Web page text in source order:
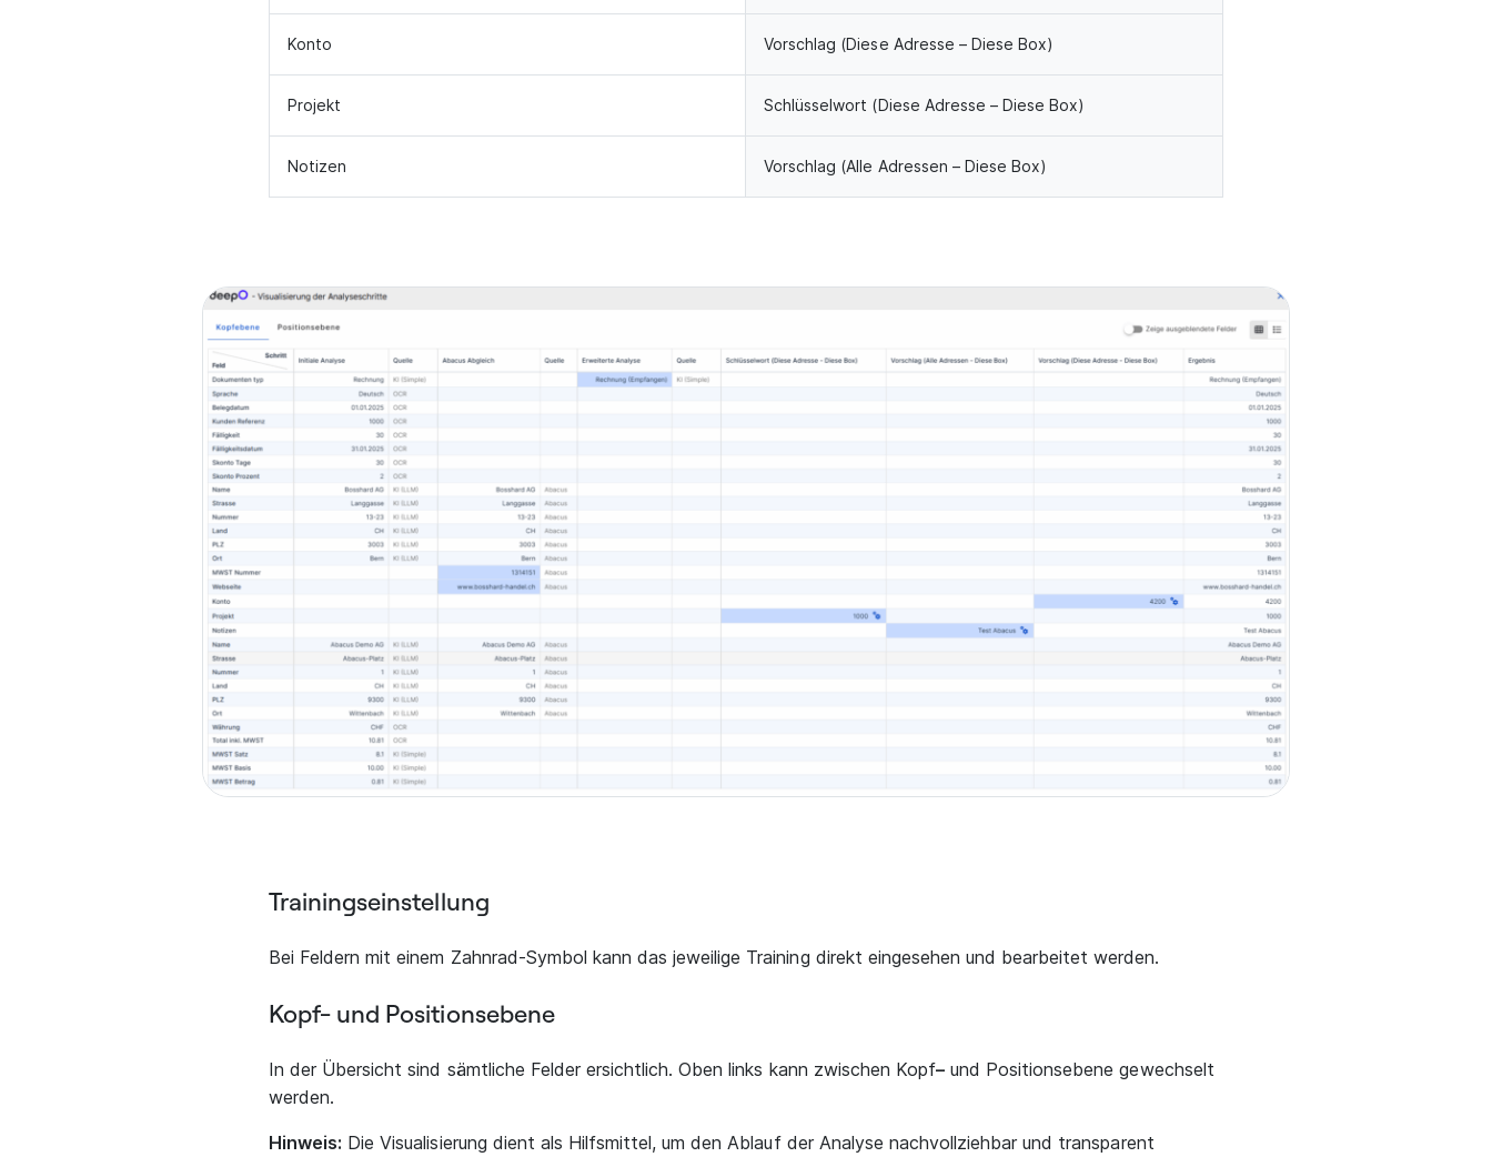
Konto Vorschlag (Diese Adresse – Diese Box)
Projekt Schlüsselwort (Diese Adresse – Diese Box)
Notizen Vorschlag (Alle Adressen – Diese Box)
Trainingseinstellung
Bei Feldern mit einem Zahnrad-Symbol kann das jeweilige Training direkt eingesehen und bearbeitet werden.
Kopf- und Positionsebene
In der Übersicht sind sämtliche Felder ersichtlich. Oben links kann zwischen Kopf–und Positionsebene gewechselt
werden.
Hinweis: Die Visualisierung dient als Hilfsmittel, um den Ablauf der Analyse nachvollziehbar und transparent